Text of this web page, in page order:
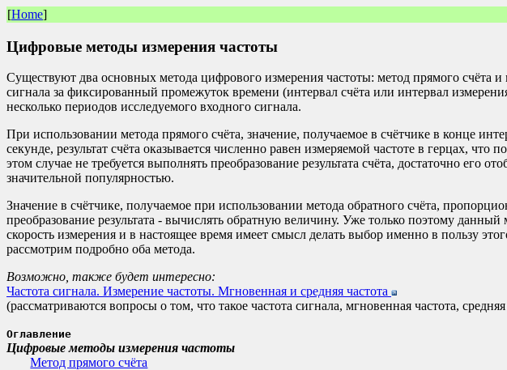
[Home]
Цифровые методы измерения частоты
Существуют два основных метода цифрового измерения частоты: метод прямого счёта
сигнала за фиксированный промежуток времени (интервал счёта или интервал
несколько периодов исследуемого входного сигнала.
При использовании метода прямого счёта, значение, получаемое в счётчике в конце
секунде, результат счёта оказывается численно равен измеряемой частоте в герцах,
этом случае не требуется выполнять преобразование результата счёта, достаточно его
значительной популярностью.
Значение в счётчике, получаемое при использовании метода обратного счёта,
преобразование результата - вычислять обратную величину. Уже только поэтому
скорость измерения и в настоящее время имеет смысл делать выбор именно в пользу
рассмотрим подробно оба метода.
Возможно, также будет интересно:
Частота сигнала. Измерение частоты. Мгновенная и средняя частота
(рассматриваются вопросы о том, что такое частота сигнала, мгновенная частота,
Оглавление
Цифровые методы измерения частоты
Метод прямого счёта